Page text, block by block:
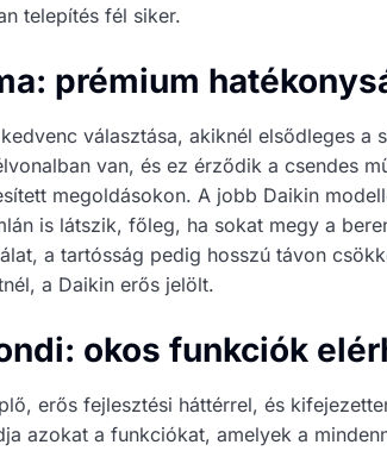
telepítés fél siker.
prémium
választása, akiknél elsődleges a
van, és ez érződik a csendes
megoldásokon. A jobb Daikin
is látszik, főleg, ha sokat megy a
a tartósság pedig hosszú távon
a Daikin erős jelölt.
okos funkciók
erős fejlesztési háttérrel, és
azokat a funkciókat, amelyek a